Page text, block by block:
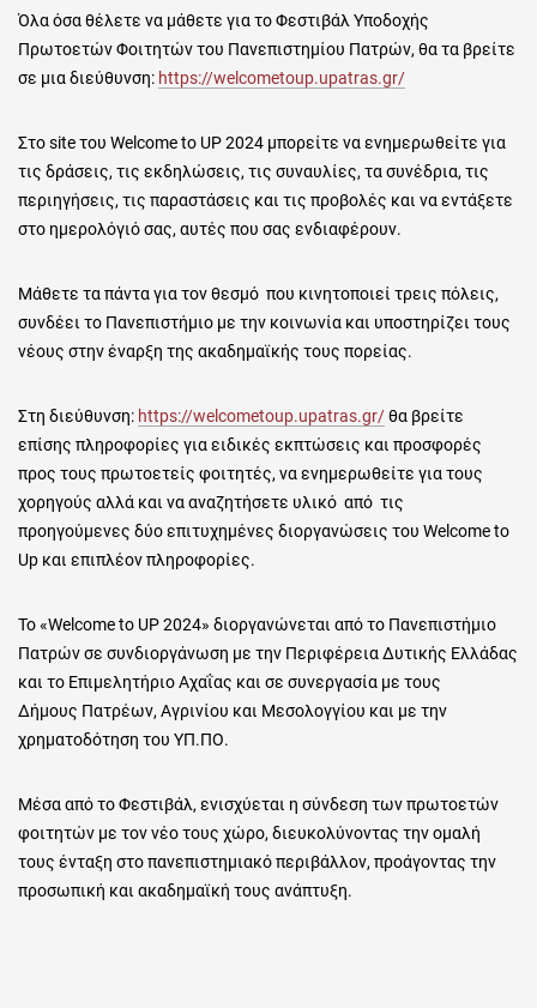
Όλα όσα θέλετε να μάθετε για το Φεστιβάλ Υποδοχής
Πρωτοετών Φοιτητών του Πανεπιστημίου Πατρών, θα τα βρείτε
σε μια διεύθυνση: https://welcometoup.upatras.gr/
Στο site του Welcome to UP 2024 μπορείτε να ενημερωθείτε για
τις δράσεις, τις εκδηλώσεις, τις συναυλίες, τα συνέδρια, τις
περιηγήσεις, τις παραστάσεις και τις προβολές και να εντάξετε
στο ημερολόγιό σας, αυτές που σας ενδιαφέρουν.
Μάθετε τα πάντα για τον θεσμό που κινητοποιεί τρεις πόλεις,
συνδέει το Πανεπιστήμιο με την κοινωνία και υποστηρίζει τους
νέους στην έναρξη της ακαδημαϊκής τους πορείας.
Στη διεύθυνση: https://welcometoup.upatras.gr/θα βρείτε
επίσης πληροφορίες για ειδικές εκπτώσεις και προσφορές
προς τους πρωτοετείς φοιτητές, να ενημερωθείτε για τους
χορηγούς αλλά και να αναζητήσετε υλικό από τις
προηγούμενες δύο επιτυχημένες διοργανώσεις του Welcome to
Up και επιπλέον πληροφορίες.
Το «Welcome to UP 2024» διοργανώνεται από το Πανεπιστήμιο
Πατρών σε συνδιοργάνωση με την Περιφέρεια Δυτικής Ελλάδας
και το Επιμελητήριο Αχαΐας και σε συνεργασία με τους
Δήμους Πατρέων, Αγρινίου και Μεσολογγίου και με την
χρηματοδότηση του ΥΠ.ΠΟ.
Μέσα από το Φεστιβάλ, ενισχύεται η σύνδεση των πρωτοετών
φοιτητών με τον νέο τους χώρο, διευκολύνοντας την ομαλή
τους ένταξη στο πανεπιστημιακό περιβάλλον, προάγοντας την
προσωπική και ακαδημαϊκή τους ανάπτυξη.